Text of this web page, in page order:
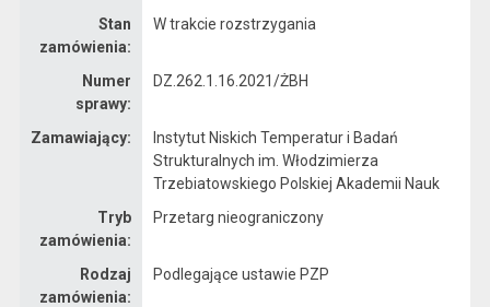
Stan
zamówienia:
W trakcie rozstrzygania
Numer
sprawy:
DZ.262.1.16.2021/ŻBH
Zamawiający:
Instytut Niskich Temperatur i Badań
Strukturalnych im. Włodzimierza
Trzebiatowskiego Polskiej Akademii Nauk
Tryb
zamówienia:
Przetarg nieograniczony
Rodzaj
zamówienia:
Podlegające ustawie PZP